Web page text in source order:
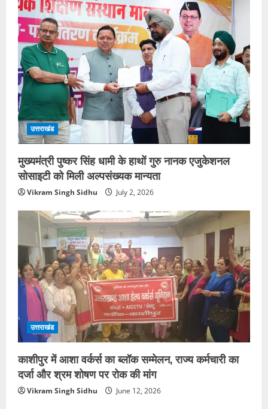
उत्तराखंड
मुख्यमंत्री पुष्कर सिंह धामी के हाथों गुरु नानक एजुकेशनल
सोसाइटी को मिली अल्पसंख्यक मान्यता
Vikram Singh Sidhu July 2, 2026
उत्तराखंड
काशीपुर में आशा वर्कर्स का ब्लॉक सम्मेलन, राज्य कर्मचारी का
दर्जा और श्रम शोषण पर रोक की मांग
Vikram Singh Sidhu June 12, 2026